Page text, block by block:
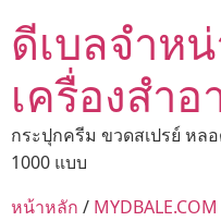
ดีเบลจำห
เครื่องสำอ
กระปุกครีม ขวดสเปรย์ หล
1000 แบบ
หน้าหลัก / MYDBALE.COM